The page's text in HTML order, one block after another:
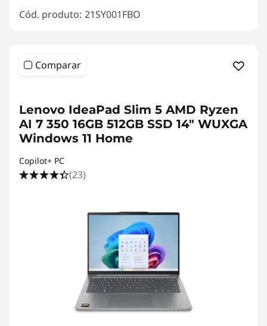
Cód. produto: 21SY001FBO
Comparar
Lenovo IdeaPad Slim 5 AMD Ryzen
AI 7 350 16GB 512GB SSD 14" WUXGA
Windows 11 Home
Copilot+ PC
(23)